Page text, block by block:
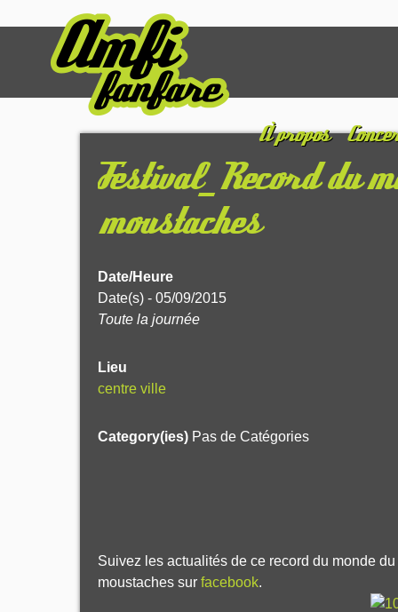
À propos
Festival_Record du
moustaches
Date/Heure
Date(s) - 05/09/2015
Toute la journée
Lieu
centre ville
Category(ies) Pas de Catégories
Suivez les actualités de ce record du monde
moustaches sur facebook.